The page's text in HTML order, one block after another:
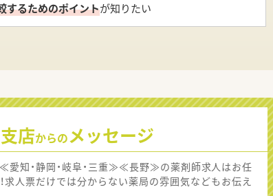
するためのポイントが知りたい
店からのメッセージ
愛知・静岡・岐阜・三重≫≪長野≫の薬剤師求人はお任
求人票だけでは分からない薬局の雰囲気などもお伝え